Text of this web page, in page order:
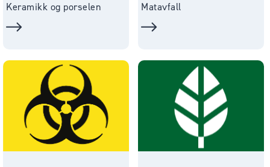
Keramikk og porselen Matavfall